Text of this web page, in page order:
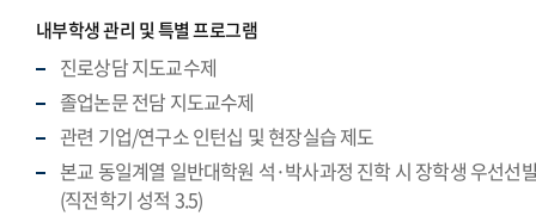
내부학생 관리 및 특별 프로그램
진로상담 지도교수제
졸업논문 전담 지도교수제
관련 기업/연구소 인턴십 및 현장실습 제도
본교 동일계열 일반대학원 석·박사과정 진학 시 장학생 우선선
(직전학기 성적 3.5)